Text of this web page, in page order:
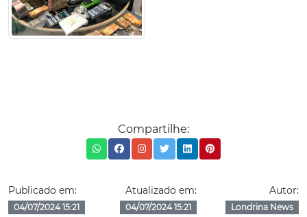
Compartilhe:
Publicado em:
04/07/2024 15:21
Atualizado em:
04/07/2024 15:21
Autor:
Londrina News